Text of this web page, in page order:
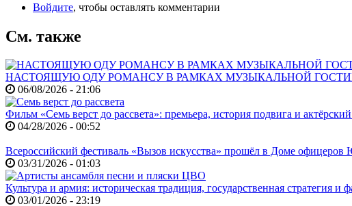
Войдите, чтобы оставлять комментарии
См. также
НАСТОЯЩУЮ ОДУ РОМАНСУ В РАМКАХ МУЗЫКАЛЬНОЙ
06/08/2026 - 21:06
Фильм «Семь верст до рассвета»: премьера, история подвига и актёрский
04/28/2026 - 00:52
Всероссийский фестиваль «Вызов искусства» прошёл в Доме
03/31/2026 - 01:03
Культура и армия: историческая традиция, государственная стратегия и
03/01/2026 - 23:19